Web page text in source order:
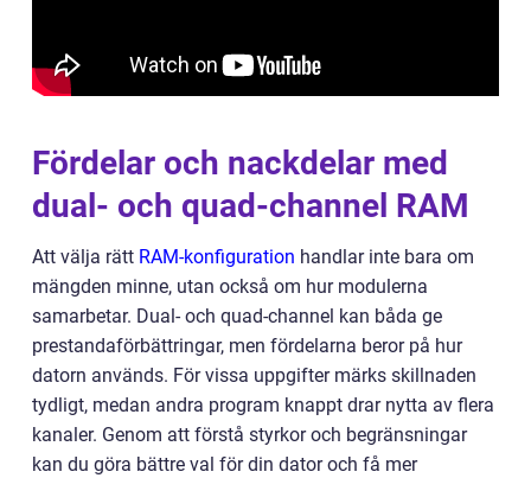
Fördelar och nackdelar med
dual- och quad-channel RAM
Att välja rätt RAM-konfiguration handlar inte bara om
mängden minne, utan också om hur modulerna
samarbetar. Dual- och quad-channel kan båda ge
prestandaförbättringar, men fördelarna beror på hur
datorn används. För vissa uppgifter märks skillnaden
tydligt, medan andra program knappt drar nytta av flera
kanaler. Genom att förstå styrkor och begränsningar
kan du göra bättre val för din dator och få mer